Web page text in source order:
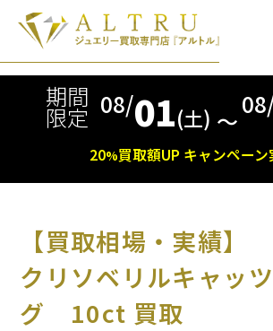
期間
限定 08/01(土) 〜
20%買取額UP キャンペーン
【買取相場・実績】
クリソベリルキャッ
グ 10ct 買取